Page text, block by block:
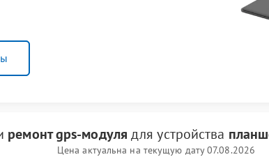
ремонт gps-модуля для устройства
Цена актуальна на текущую дату 07.08.2026